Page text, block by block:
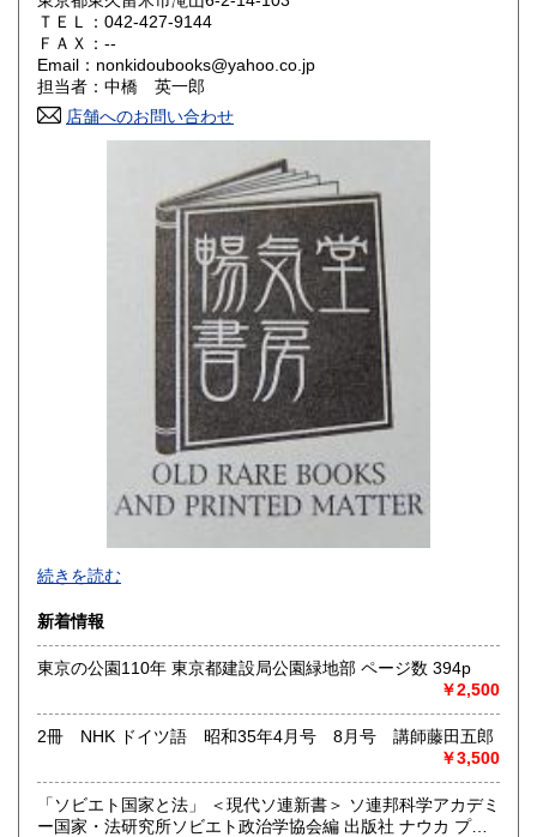
山口県 180円
香川県 180円 愛媛県
高知県
180円 長崎県
180円 大分県
180円 鹿児島県
180円
ＴＥＬ：042-427-9144
ＦＡＸ：--
Email：nonkidoubooks@yahoo.co.jp
担当者：中橋 英一郎
店舗へのお問い合わせ
最寄駅：花小金井
営業時間：10:00〜18:00
定休日：不定休
書籍の買取について
古本・骨董品の出張買取のお申込み・ご予約は、お電話・ま
たはメールにて承っております。 お気軽にお問合わせくださ
い。
出張費は無料です。旧家、蔵のあるお宅、昭和40年以前の古
続きを読む
新着情報
東京の公園110年 東京都建設局公園緑地部 ページ数 394p
￥2,500
2冊 NHK ドイツ語 昭和35年4月号 8月号 講師藤田五郎
￥3,500
「ソビエト国家と法」 ＜現代ソ連新書＞ ソ連邦科学アカデミ
ー国家・法研究所ソビエト政治学協会編 出版社 ナウカ プロ